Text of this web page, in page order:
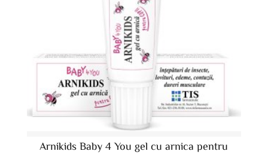
Arnikids Baby 4 You gel cu arnica pentru